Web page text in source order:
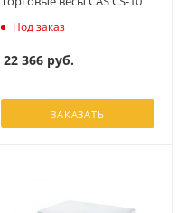
Под заказ
22 366 руб.
ЗАКАЗАТЬ